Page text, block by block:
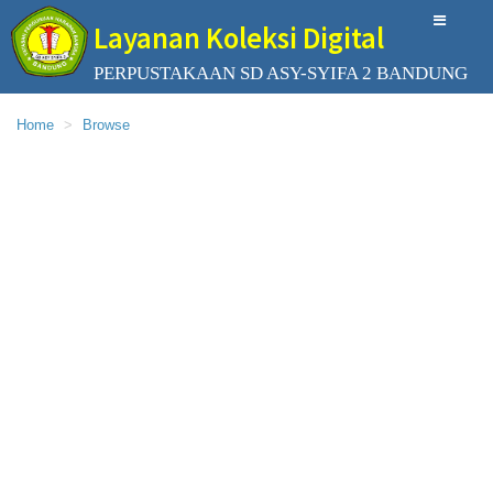
Layanan Koleksi Digital
PERPUSTAKAAN SD ASY-SYIFA 2 BANDUNG
Home Browse